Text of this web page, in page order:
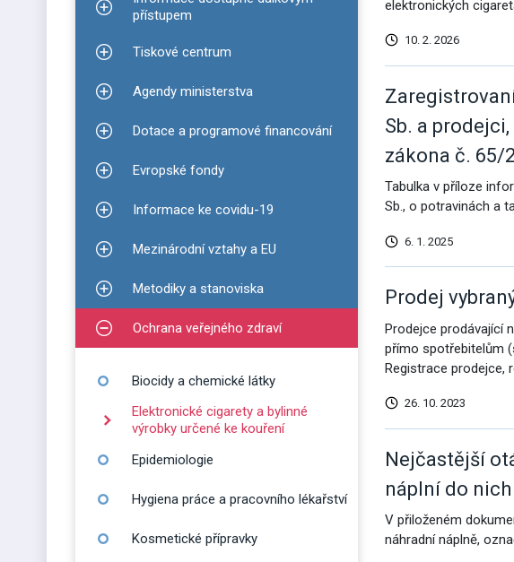
Zobrazit podmenu pro Informace dostupné dálkovým přístupem
přístupem
Zobrazit podmenu pro Tiskové centrum
Tiskové centrum
Zobrazit podmenu pro Agendy ministerstva
Agendy ministerstva
Zobrazit podmenu pro Dotace a programové financování
Dotace a programové financování
Zobrazit podmenu pro Evropské fondy
Evropské fondy
Zobrazit podmenu pro Informace ke covidu-19
Informace ke covidu-19
Zobrazit podmenu pro Mezinárodní vztahy a EU
Mezinárodní vztahy a EU
Zobrazit podmenu pro Metodiky a stanoviska
Metodiky a stanoviska
Zobrazit podmenu pro Ochrana veřejného zdraví
Ochrana veřejného zdraví
Biocidy a chemické látky
Elektronické cigarety a bylinné
výrobky určené ke kouření
Epidemiologie
Hygiena práce a pracovního lékařství
Kosmetické přípravky
elektronických
10. 2. 2026
Sb. a
zákona č. 65/
Tabulka v příloze
Sb., o potravinách a
6. 1. 2025
Prodej
Prodejce prodávající
přímo spotřebitelům
Registrace prodejce,
26. 10. 2023
Nejčastější
náplní do
V přiloženém
náhradní náplně,